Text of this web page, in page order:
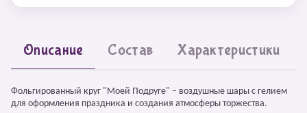
Описание Состав Характеристики
Фольгированный круг "Моей Подруге" – воздушные шары с гелием
для оформления праздника и создания атмосферы торжества.